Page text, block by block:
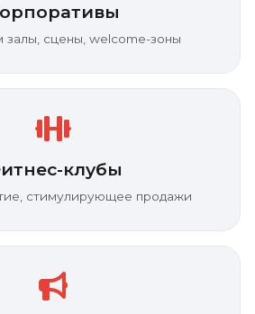
сцены, welcome-зоны
клубы
стимулирующее продажи